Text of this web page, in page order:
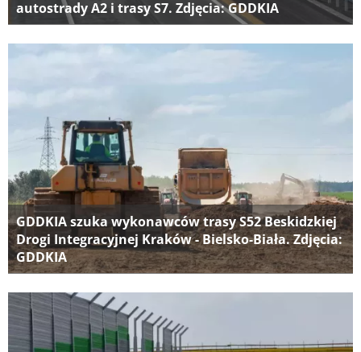
autostrady A2 i trasy S7. Zdjęcia: GDDKIA
GDDKIA szuka wykonawców trasy S52 Beskidzkiej
Drogi Integracyjnej Kraków - Bielsko-Biała. Zdjęcia:
GDDKIA